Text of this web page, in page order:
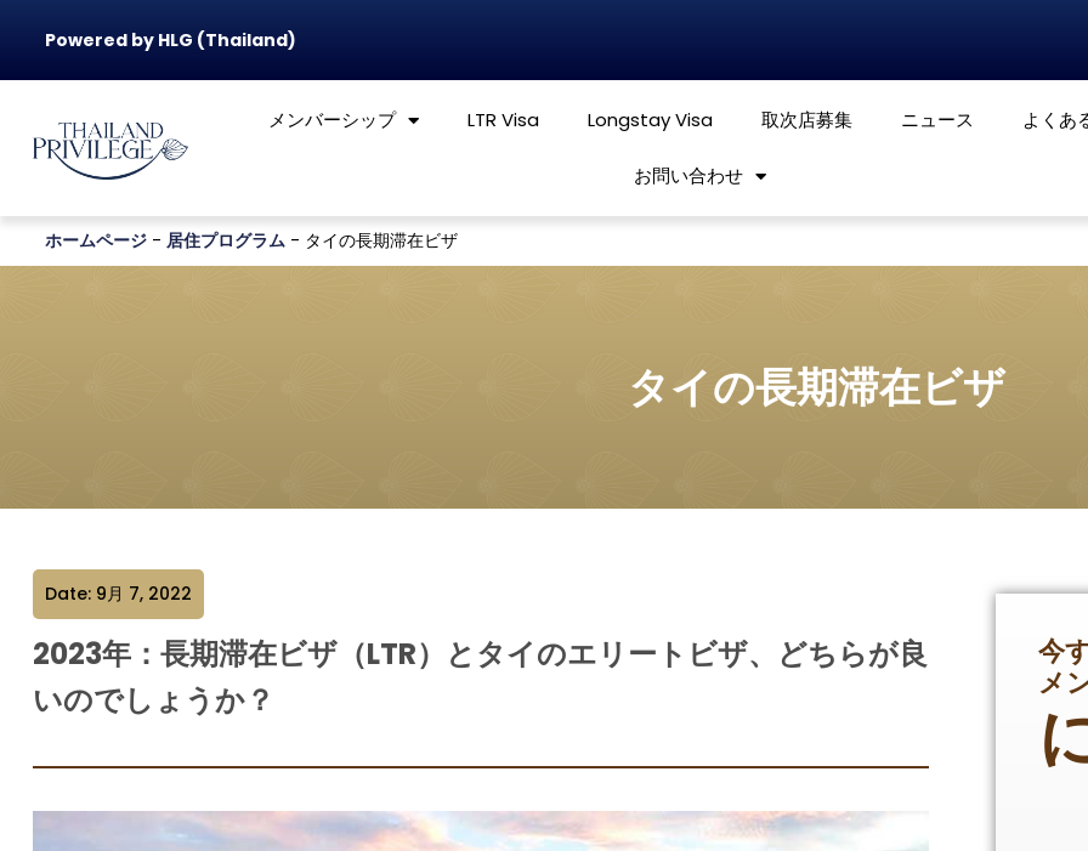
Powered by HLG (Thailand)
メンバーシップ LTR Visa Longstay Visa 取次店募集 ニュース よくあ
お問い合わせ
ホームページ - 居住プログラム - タイの長期滞在ビザ
タイの長期滞在ビザ
Date: 9月 7, 2022
2023年：長期滞在ビザ（LTR）とタイのエリートビザ、どちらが良
いのでしょうか？
今
メ